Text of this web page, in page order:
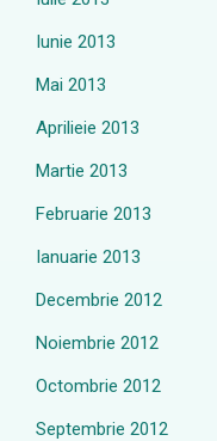
Iunie 2013
Mai 2013
Aprilieie 2013
Martie 2013
Februarie 2013
Ianuarie 2013
Decembrie 2012
Noiembrie 2012
Octombrie 2012
Septembrie 2012